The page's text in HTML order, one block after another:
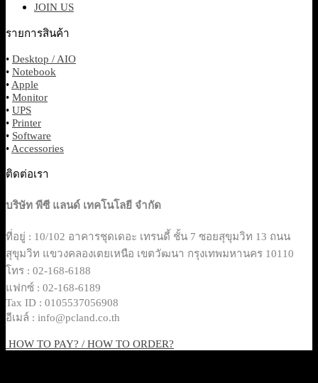
JOIN US
รายการสินค้า
• Desktop / AIO
• Notebook
• Apple
• Monitor
• UPS
• Printer
• Software
• Accessories
ติดต่อเรา
บริษัท พีซี แลนด์ เทคโนโลยี จำกัด
ที่อยู่ : 10/102 อาคารชุดเดอะ เทรนดี้ ชั้น 7 ซอยสุขุมวิท 13 ถนน
สุขุมวิท แขวงคลองเตยเหนือ เขตวัฒนา กรุงเทพมหานคร 10110
โทร : 02-168-6188
แฟกซ์ : 02-168-6189
Tax ID : 0105537056908
อีเมล์ : info@pcland.co.th
HOW TO PAY? / HOW TO ORDER?